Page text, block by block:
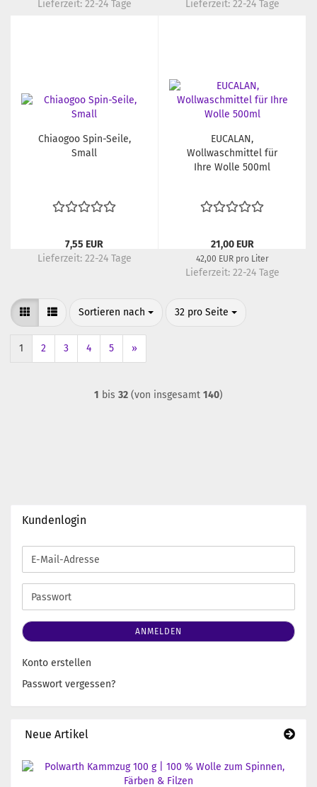
Lieferzeit: 22-24 Tage
Lieferzeit: 22-24 Tage
Chiaogoo Spin-Seile,
Small
7,55 EUR
Lieferzeit: 22-24 Tage
EUCALAN,
Wollwaschmittel für
Ihre Wolle 500ml
21,00 EUR
42,00 EUR pro Liter
Lieferzeit: 22-24 Tage
Sortieren nach
Sortieren nach 32 pro Seite
pro Seite
1 2 3 4 5 »
1 bis 32 (von insgesamt 140)
Kundenlogin
E-
Mail-
Adresse
Passwort
ANMELDEN
Konto erstellen
Passwort vergessen?
Neue Artikel